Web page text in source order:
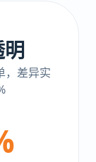
明
，差异实